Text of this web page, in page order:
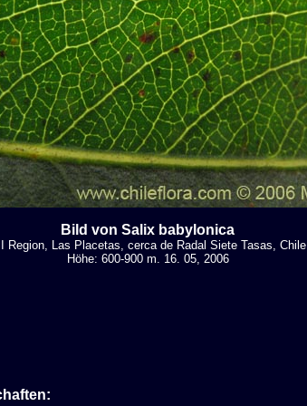
Bild von Salix babylonica
Region, Las Placetas, cerca de Radal Siete Tasas, Chile
Höhe: 600-900 m. 16. 05, 2006